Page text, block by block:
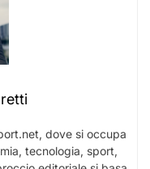
dove si occupa
tecnologia, sport,